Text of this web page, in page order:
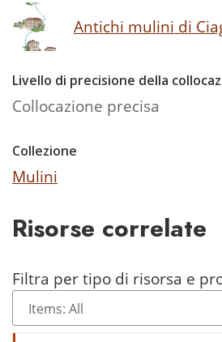
Antichi mulini di
Livello di precisione della
Collocazione precisa
Collezione
Mulini
Risorse correlate
Filtra per tipo di risorsa e